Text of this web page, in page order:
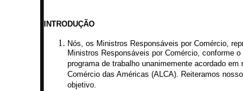
INTRODUÇÃO
Nós, os Ministros Responsáveis por Comércio,
Ministros Responsáveis por Comércio, conforme
programa de trabalho unanimemente acordado
Comércio das Américas (ALCA). Reiteramos
objetivo.